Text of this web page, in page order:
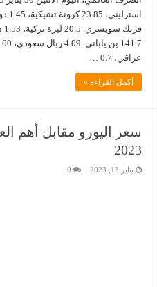
عراقي، 0.7 …
أكمل القراءة »
2023
يناير 13, 2023 0